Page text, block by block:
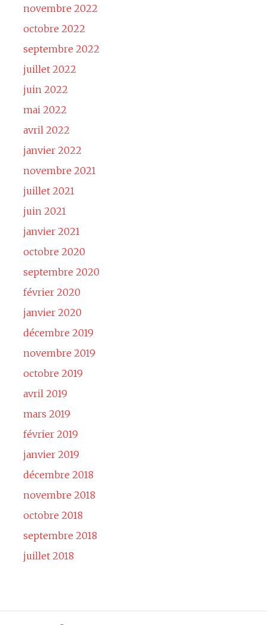
novembre 2022
octobre 2022
septembre 2022
juillet 2022
juin 2022
mai 2022
avril 2022
janvier 2022
novembre 2021
juillet 2021
juin 2021
janvier 2021
octobre 2020
septembre 2020
février 2020
janvier 2020
décembre 2019
novembre 2019
octobre 2019
avril 2019
mars 2019
février 2019
janvier 2019
décembre 2018
novembre 2018
octobre 2018
septembre 2018
juillet 2018